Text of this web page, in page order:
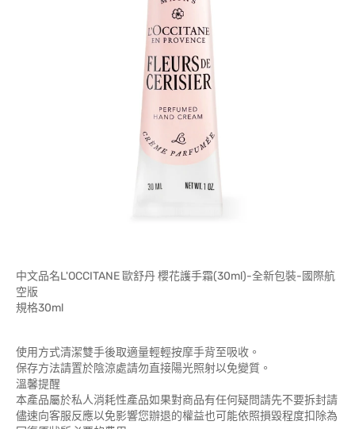
中文品名L'OCCITANE 歐舒丹 櫻花護手霜(30ml)-全新包裝-國際航
空版
規格30ml
使用方式清潔雙手後取適量輕輕按摩手背至吸收。
保存方法請置於陰涼處請勿直接陽光照射以免變質。
溫馨提醒
本產品屬於私人消耗性產品如果對商品有任何疑問請先不要拆封請
儘速向客服反應以免影響您辦退的權益也可能依照損毀程度扣除為